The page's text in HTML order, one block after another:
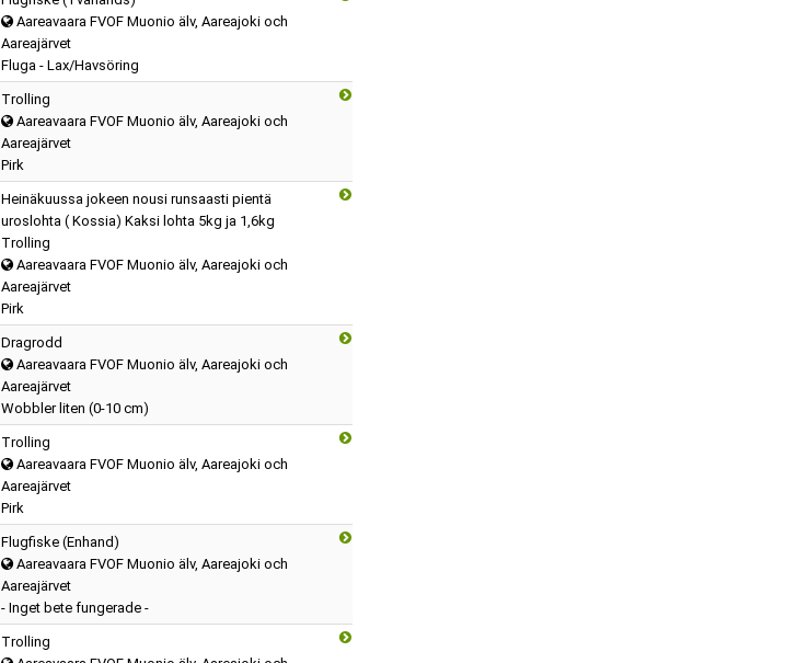
Aareavaara FVOF Muonio älv, Aareajoki och
Aareajärvet
Fluga - Lax/Havsöring
Trolling
Aareavaara FVOF Muonio älv, Aareajoki och
Aareajärvet
Pirk
Heinäkuussa jokeen nousi runsaasti pientä
uroslohta ( Kossia) Kaksi lohta 5kg ja 1,6kg
Trolling
Aareavaara FVOF Muonio älv, Aareajoki och
Aareajärvet
Pirk
Dragrodd
Aareavaara FVOF Muonio älv, Aareajoki och
Aareajärvet
Wobbler liten (0-10 cm)
Trolling
Aareavaara FVOF Muonio älv, Aareajoki och
Aareajärvet
Pirk
Flugfiske (Enhand)
Aareavaara FVOF Muonio älv, Aareajoki och
Aareajärvet
- Inget bete fungerade -
Trolling